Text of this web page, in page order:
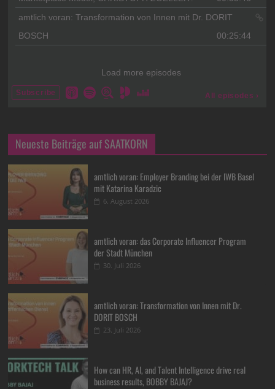
Neueste Beiträge auf SAATKORN
amtlich voran: Employer Branding bei der IWB Basel
mit Katarina Karadzic
6. August 2026
amtlich voran: das Corporate Influencer Program
der Stadt München
30. Juli 2026
amtlich voran: Transformation von Innen mit Dr.
DORIT BOSCH
23. Juli 2026
How can HR, AI, and Talent Intelligence drive real
business results, BOBBY BAJAJ?